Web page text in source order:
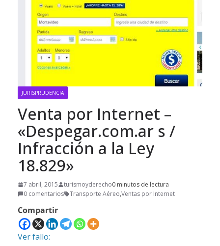
JURISPRUDENCIA
Venta por Internet –
«Despegar.com.ar s /
Infracción a la Ley
18.829»
7 abril, 2015 turismoyderecho0 minutos de lectura
0 comentarios
Transporte Aéreo,Ventas por Internet
Compartir
Ver fallo: